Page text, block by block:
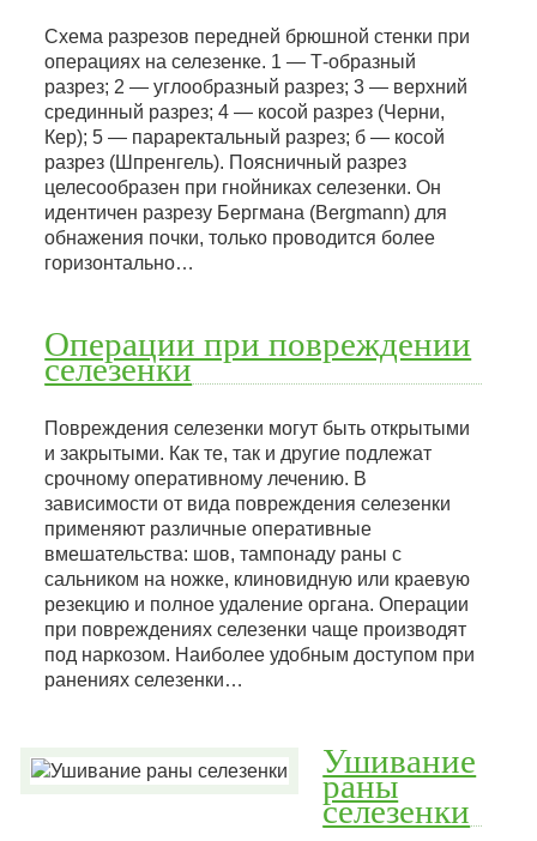
Схема разрезов передней брюшной стенки при
операциях на селезенке. 1 — Т-образный
разрез; 2 — углообразный разрез; 3 — верхний
срединный разрез; 4 — косой разрез (Черни,
Кер); 5 — параректальный разрез; б — косой
разрез (Шпренгель). Поясничный разрез
целесообразен при гнойниках селезенки. Он
идентичен разрезу Бергмана (Bergmann) для
обнажения почки, только проводится более
горизонтально…
Операции при повреждении
селезенки
Повреждения селезенки могут быть открытыми
и закрытыми. Как те, так и другие подлежат
срочному оперативному лечению. В
зависимости от вида повреждения селезенки
применяют различные оперативные
вмешательства: шов, тампонаду раны с
сальником на ножке, клиновидную или краевую
резекцию и полное удаление органа. Операции
при повреждениях селезенки чаще производят
под наркозом. Наиболее удобным доступом при
ранениях селезенки…
Ушивание
раны
селезенки